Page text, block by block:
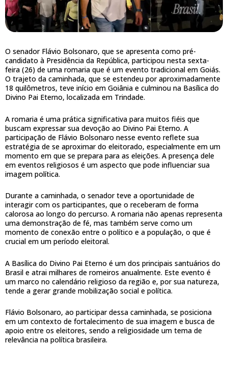
O senador Flávio Bolsonaro, que se apresenta como pré-
candidato à Presidência da República, participou nesta sexta-
feira (26) de uma romaria que é um evento tradicional em Goiás.
O trajeto da caminhada, que se estendeu por aproximadamente
18 quilômetros, teve início em Goiânia e culminou na Basílica do
Divino Pai Eterno, localizada em Trindade.
A romaria é uma prática significativa para muitos fiéis que
buscam expressar sua devoção ao Divino Pai Eterno. A
participação de Flávio Bolsonaro nesse evento reflete sua
estratégia de se aproximar do eleitorado, especialmente em um
momento em que se prepara para as eleições. A presença dele
em eventos religiosos é um aspecto que pode influenciar sua
imagem política.
Durante a caminhada, o senador teve a oportunidade de
interagir com os participantes, que o receberam de forma
calorosa ao longo do percurso. A romaria não apenas representa
uma demonstração de fé, mas também serve como um
momento de conexão entre o político e a população, o que é
crucial em um período eleitoral.
A Basílica do Divino Pai Eterno é um dos principais santuários do
Brasil e atrai milhares de romeiros anualmente. Este evento é
um marco no calendário religioso da região e, por sua natureza,
tende a gerar grande mobilização social e política.
Flávio Bolsonaro, ao participar dessa caminhada, se posiciona
em um contexto de fortalecimento de sua imagem e busca de
apoio entre os eleitores, sendo a religiosidade um tema de
relevância na política brasileira.